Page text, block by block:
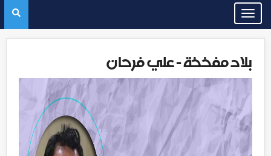
Toggle
navigation
بلاد مفخخة - علي فرحان